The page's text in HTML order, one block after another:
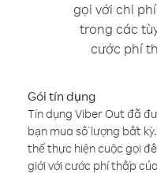
gọi với chi
trong các
cước phí
Gói tín dụng
Tín dụng Viber Out đã
bạn mua số lượng bất
thể thực hiện cuộc gọi
giới với cước phí thấp